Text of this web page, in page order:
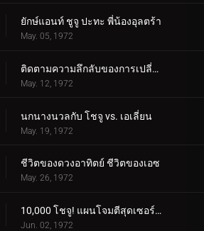
ยักษ์แอนท์ ชูจู ปะทะ พี่น้องอุลตร้า
May. 05, 1972
ติดตามความลึกลับของการเปลี่ยนแปลง Chouju
May. 12, 1972
นกนางนวลกับ โชจู vs. เอเลี่ยน
May. 19, 1972
ชีวิตของดวงอาทิตย์ ชีวิตของเอซ
May. 26, 1972
10,000 โชจู! แผนโจมตีสุดเซอร์ไพรส์
Jun. 02, 1972